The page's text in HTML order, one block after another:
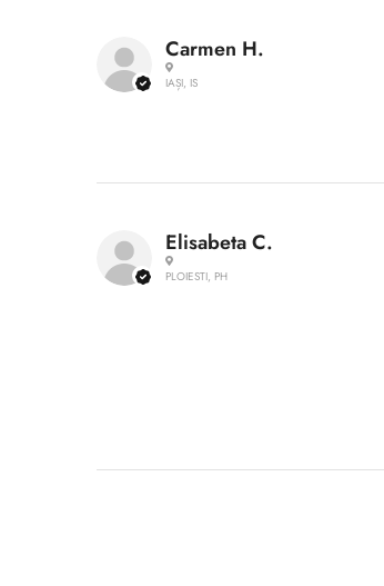
Carmen H.
IAȘI, IS
Elisabeta C.
PLOIESTI, PH